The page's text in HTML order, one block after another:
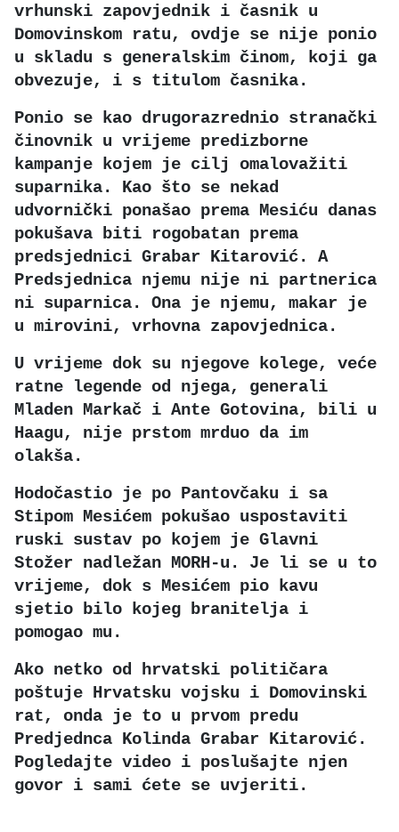
vrhunski zapovjednik i časnik u
Domovinskom ratu, ovdje se nije ponio
u skladu s generalskim činom, koji ga
obvezuje, i s titulom časnika.
Ponio se kao drugorazrednio stranački
činovnik u vrijeme predizborne
kampanje kojem je cilj omalovažiti
suparnika. Kao što se nekad
udvornički ponašao prema Mesiću danas
pokušava biti rogobatan prema
predsjednici Grabar Kitarović. A
Predsjednica njemu nije ni partnerica
ni suparnica. Ona je njemu, makar je
u mirovini, vrhovna zapovjednica.
U vrijeme dok su njegove kolege, veće
ratne legende od njega, generali
Mladen Markač i Ante Gotovina, bili u
Haagu, nije prstom mrduo da im
olakša.
Hodočastio je po Pantovčaku i sa
Stipom Mesićem pokušao uspostaviti
ruski sustav po kojem je Glavni
Stožer nadležan MORH-u. Je li se u to
vrijeme, dok s Mesićem pio kavu
sjetio bilo kojeg branitelja i
pomogao mu.
Ako netko od hrvatski političara
poštuje Hrvatsku vojsku i Domovinski
rat, onda je to u prvom predu
Predjednca Kolinda Grabar Kitarović.
Pogledajte video i poslušajte njen
govor i sami ćete se uvjeriti.